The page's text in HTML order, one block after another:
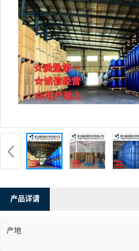
产品详请
产地